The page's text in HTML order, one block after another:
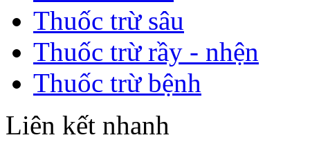
Thuốc trừ sâu
Thuốc trừ rầy - nhện
Thuốc trừ bệnh
Liên kết nhanh